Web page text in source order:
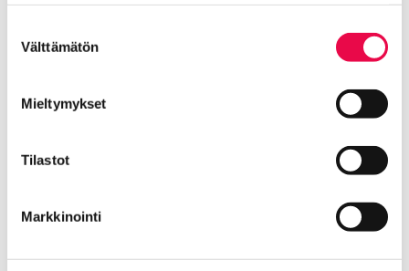
valinta
Välttämätön
Mieltymykset
Tilastot
Markkinointi